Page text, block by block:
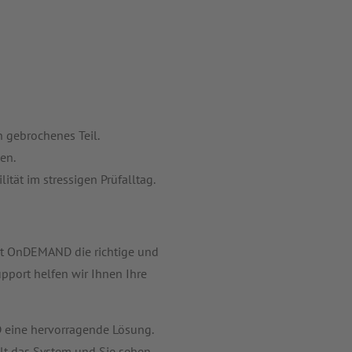
Teil.
im stressigen Prüfalltag.
die richtige und
helfen wir Ihnen Ihre
hervorragende Lösung.